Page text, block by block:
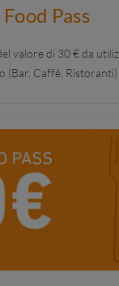
Food Pass
valore di 30 € da
(Bar, Caffè, Ristoranti)